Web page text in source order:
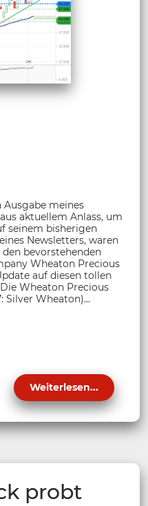
meines
aktuellem Anlass, um
seinem bisherigen
Newsletters, waren
bevorstehenden
Wheaton Precious
auf diesen tollen
Wheaton Precious
Silver Wheaton)...
Weiterlesen...
probt